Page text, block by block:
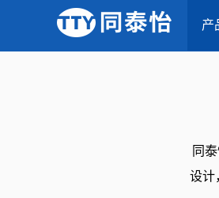
产
当前位置：首页-产品中心
同
设计